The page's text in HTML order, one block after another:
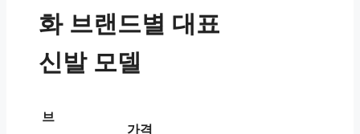
화 브랜드별 대표
신발 모델
브
가격